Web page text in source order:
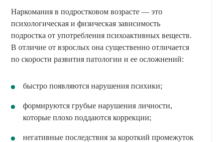
Наркомания в подростковом возрасте — это
психологическая и физическая зависимость
подростка от употребления психоактивных веществ.
В отличие от взрослых она существенно отличается
по скорости развития патологии и ее осложнений:
быстро появляются нарушения психики;
формируются грубые нарушения личности,
которые плохо поддаются коррекции;
негативные последствия за короткий промежуток